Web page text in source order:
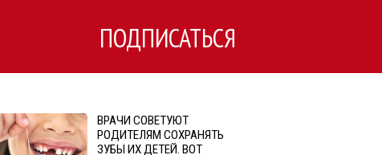
ПОДПИСАТЬСЯ
ВРАЧИ СОВЕТУЮТ
РОДИТЕЛЯМ СОХРАНЯТЬ
ЗУБЫ ИХ ДЕТЕЙ. ВОТ